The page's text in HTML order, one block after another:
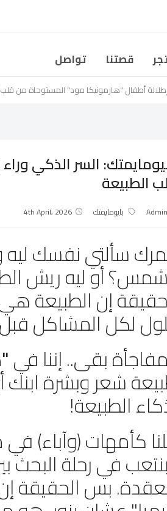
قصتنا تواصل
إطلالة أطفال "هارمونيكا مود" المستوحاة من
السر الذكي
الطبيعة
Admin بايومايمتك 4th April, 2026
سألتي نفسك ليه
أو ليه ريش
إن الطبيعة
لكل المشاكل قبل
بقى.. إننا في
الطبيعة!
كأمهات (وآباء) في
في رحلة البحث
بس الحقيقة